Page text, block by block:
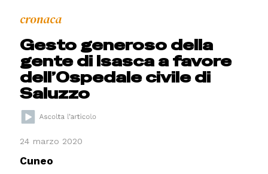
cronaca
Gesto generoso della
gente di Isasca a favore
dell’Ospedale civile di
Saluzzo
24 marzo 2020
Cuneo